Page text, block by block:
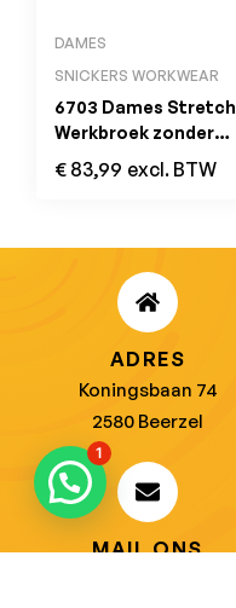
DAMES
SNICKERS WORKWEAR
6703 Dames Stretch
Werkbroek zonder
Kniezakken Zwart
€ 83,99 excl. BTW
ADRES
Koningsbaan 74
2580 Beerzel
MAIL ONS
1